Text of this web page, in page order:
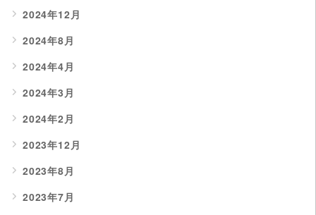
2024年12月
2024年8月
2024年4月
2024年3月
2024年2月
2023年12月
2023年8月
2023年7月